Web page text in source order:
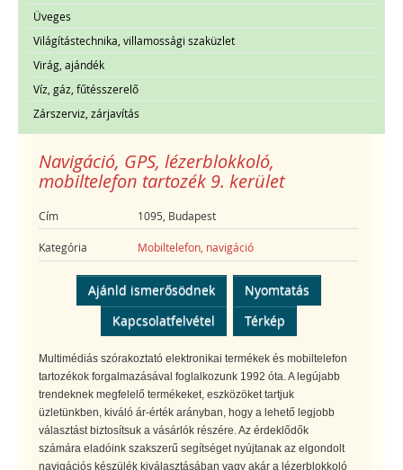
Üveges
Világítástechnika, villamossági szaküzlet
Virág, ajándék
Víz, gáz, fűtésszerelő
Zárszerviz, zárjavítás
Navigáció, GPS, lézerblokkoló,
mobiltelefon tartozék 9. kerület
Cím 1095, Budapest
Kategória Mobiltelefon, navigáció
Ajánld ismerősödnek
Nyomtatás
Kapcsolatfelvétel
Térkép
Multimédiás szórakoztató elektronikai termékek és mobiltelefon
tartozékok forgalmazásával foglalkozunk 1992 óta. A legújabb
trendeknek megfelelő termékeket, eszközöket tartjuk
üzletünkben, kiváló ár-érték arányban, hogy a lehető legjobb
választást biztosítsuk a vásárlók részére. Az érdeklődők
számára eladóink szakszerű segítséget nyújtanak az elgondolt
navigációs készülék kiválasztásában vagy akár a lézerblokkoló